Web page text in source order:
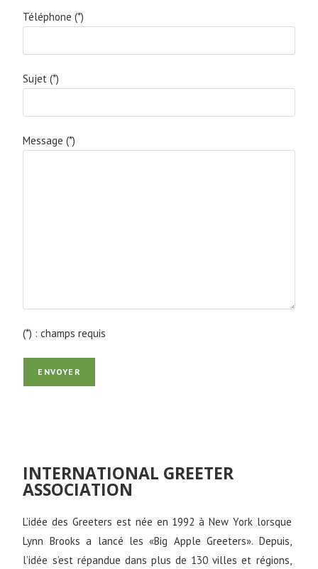
Téléphone (*)
Sujet (*)
Message (*)
(*) : champs requis
INTERNATIONAL GREETER
ASSOCIATION
L’idée des Greeters est née en 1992 à New York lorsque
Lynn Brooks a lancé les «Big Apple Greeters». Depuis,
l’idée s’est répandue dans plus de 130 villes et régions,